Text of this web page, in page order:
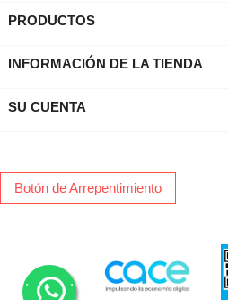
PRODUCTOS
INFORMACIÓN DE LA TIENDA
SU CUENTA
Botón de Arrepentimiento
. .